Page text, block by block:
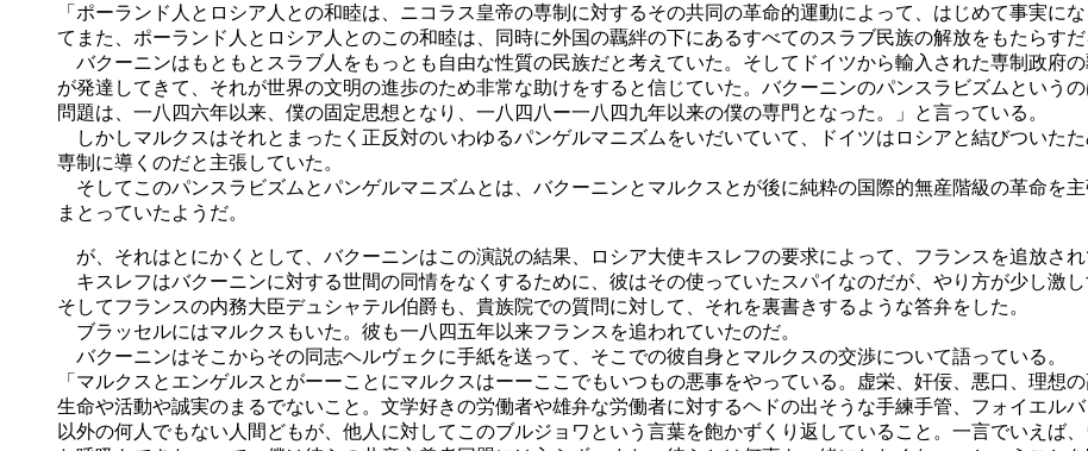
「ポーランド人とロシア人との和睦は、ニコラス皇帝の専制に対するその共同の革命的運動によって、はじめて事実に
てまた、ポーランド人とロシア人とのこの和睦は、同時に外国の覊絆の下にあるすべてのスラブ民族の解放をもたらすだ
バクーニンはもともとスラブ人をもっとも自由な性質の民族だと考えていた。そしてドイツから輸入された専制政府
が発達してきて、それが世界の文明の進歩のため非常な助けをすると信じていた。バクーニンのパンスラビズムという
問題は、一八四六年以来、僕の固定思想となり、一八四八ー一八四九年以来の僕の専門となった。」と言っている。
しかしマルクスはそれとまったく正反対のいわゆるパンゲルマニズムをいだいていて、ドイツはロシアと結びついた
専制に導くのだと主張していた。
そしてこのパンスラビズムとパンゲルマニズムとは、バクーニンとマルクスとが後に純粋の国際的無産階級の革命を
まとっていたようだ。
が、それはとにかくとして、バクーニンはこの演説の結果、ロシア大使キスレフの要求によって、フランスを追放され
キスレフはバクーニンに対する世間の同情をなくするために、彼はその使っていたスパイなのだが、やり方が少し激
そしてフランスの内務大臣デュシャテル伯爵も、貴族院での質問に対して、それを裏書きするような答弁をした。
ブラッセルにはマルクスもいた。彼も一八四五年以来フランスを追われていたのだ。
バクーニンはそこからその同志ヘルヴェクに手紙を送って、そこでの彼自身とマルクスの交渉について語っている。
「マルクスとエンゲルスとがーーことにマルクスはーーここでもいつもの悪事をやっている。虚栄、奸佞、悪口、理想
生命や活動や誠実のまるでないこと。文学好きの労働者や雄弁な労働者に対するヘドの出そうな手練手管、フォイエル
以外の何人でもない人間どもが、他人に対してこのブルジョワという言葉を飽かずくり返していること。一言でいえば